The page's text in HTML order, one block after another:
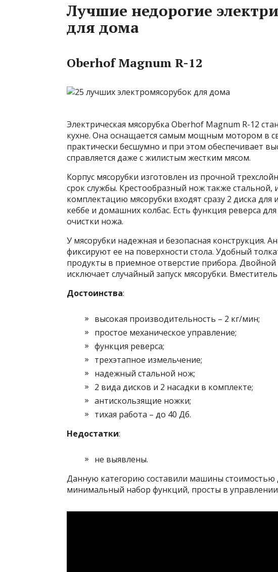
Лучшие недорогие
для дома
Oberhof Magnum R-12
Электрическая мясорубка Oberhof Magnum R-12
кухне. Она оснащается самым мощным мотором в
практически бесшумно и при этом обеспечивает
справляется даже с жилистым жестким мясом.
Корпус мясорубки изготовлен из прочной
срок службы. Крестообразный нож также стальной,
комплектацию мясорубки входят сразу 2 диска для
кеббе и домашних колбас. Есть функция реверса
очистки ножа.
У мясорубки надежная и безопасная конструкция.
фиксируют ее на поверхности стола. Удобный
продукты в приемное отверстие прибора.
исключает случайный запуск мясорубки.
Достоинства:
высокая производительность – 2 кг/мин;
простое механическое управление;
функция реверса;
трехэтапное измельчение;
надежный стальной нож;
2 вида дисков и 2 насадки в комплекте;
антискользящие ножки;
тихая работа – до 40 Дб.
Недостатки:
не выявлены.
Данную категорию составили машины стоимостью
минимальный набор функций, просты в